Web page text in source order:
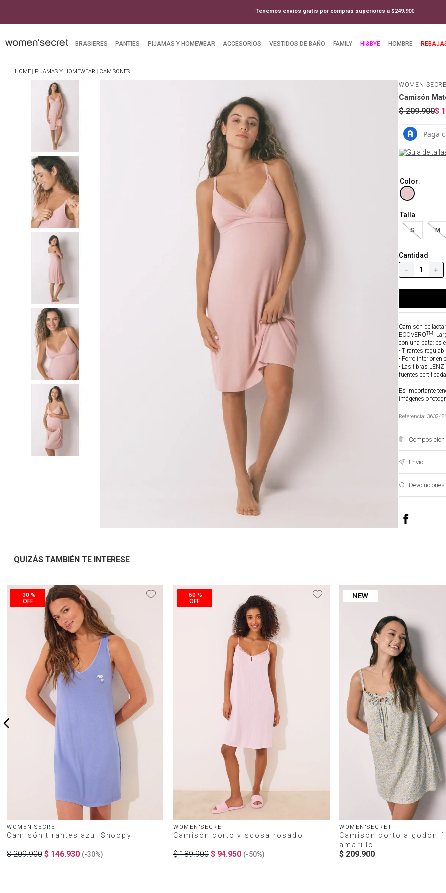
Tenemos envíos gratis por compras superiores a $249.900
BRASIERES PANTIES PIJAMAS Y HOMEWEAR ACCESORIOS VESTIDOS DE BAÑO FAMILY HI&BYE HOMBRE
PIJAMAS Y HOMEWEAR CAMISONES
Camisón
$ 209.900$
Guia de
Color:
Talla
S M
Cantidad
＋
－
Camisón de
ECOVEROTM .
con una bata: es
- Tirantes
- Forro interior en
- Las fibras
fuentes
Es importante
imágenes o
Referencia:
Envío
Devoluciones
QUIZÁS TAMBIÉN TE INTERESE
-30 %
WOMEN'SECRET
Camisón tirantes azul Snoopy
$ 209.900 $ 146.930 (-30%)
-50 %
WOMEN'SECRET
Camisón corto viscosa rosado
$ 189.900 $ 94.950 (-50%)
NEW
WOMEN'SECRET
Camisón corto algodón
amarillo
$ 209.900